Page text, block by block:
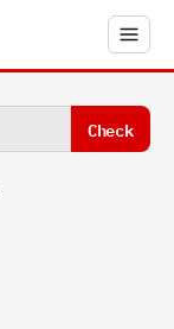
Check